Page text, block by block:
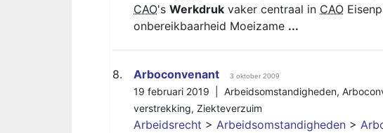
CAO's Werkdruk vaker centraal in CAO
onbereikbaarheid Moeizame ...
8. Arboconvenant 3 oktober 2009
19 februari 2019 | Arbeidsomstandigheden,
verstrekking, Ziekteverzuim
Arbeidsrecht > Arbeidsomstandigheden >